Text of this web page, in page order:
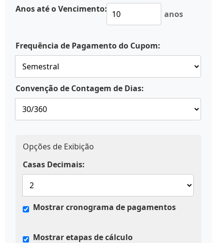
Anos até o Vencimento: anos
Frequência de Pagamento do Cupom:
Convenção de Contagem de Dias:
Opções de Exibição
Casas Decimais:
Mostrar cronograma de pagamentos
Mostrar etapas de cálculo